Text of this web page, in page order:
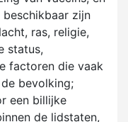
zijn
ras, religie,
status,
factoren die vaak
bevolking;
een billijke
de lidstaten,